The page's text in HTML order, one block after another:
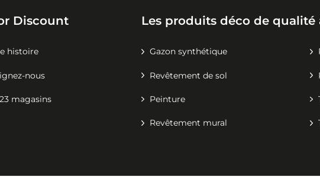
Discount
histoire
nous
magasins
Les produits déco de qualité
Gazon synthétique
Revêtement de sol
Peinture
Revêtement mural